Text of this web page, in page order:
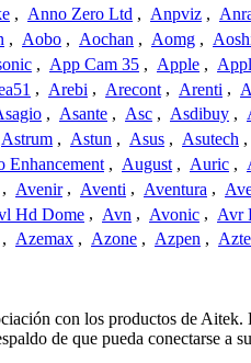
, Anno Zero Ltd , Anpviz ,
, Aobo , Aochan , Aomg ,
, App Cam 35 , Apple ,
, Arebi , Arecont , Arenti ,
, Asante , Asc , Asdibuy ,
Astrum , Astun , Asus , Asutech ,
Enhancement , August , Auric ,
, Avenir , Aventi , Aventura ,
Hd Dome , Avn , Avonic , Avr
, Azemax , Azone , Azpen ,
con los productos de
de que pueda conectarse a